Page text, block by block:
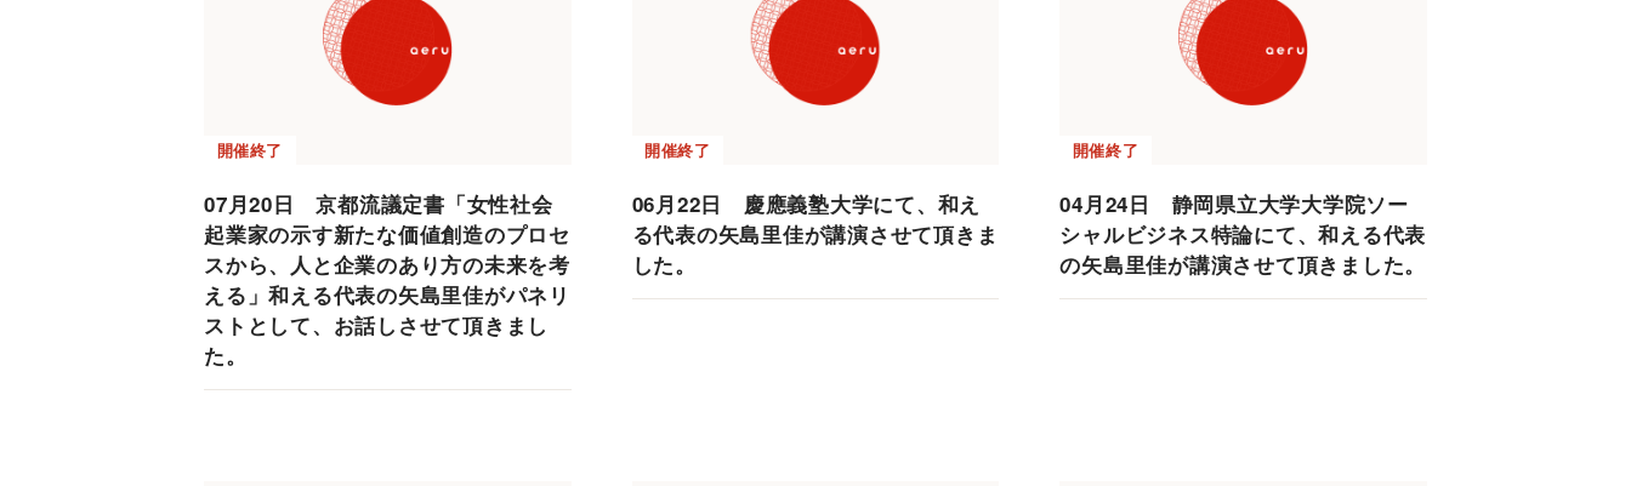
開催終了
07月20日 京都流議定書「女性社会
起業家の示す新たな価値創造のプロセ
スから、人と企業のあり方の未来を考
える」和える代表の矢島里佳がパネリ
ストとして、お話しさせて頂きまし
た。
開催終了
06月22日 慶應義塾大学にて、和え
る代表の矢島里佳が講演させて頂きま
した。
開催終了
04月24日 静岡県立大学大学院ソー
シャルビジネス特論にて、和える代表
の矢島里佳が講演させて頂きました。